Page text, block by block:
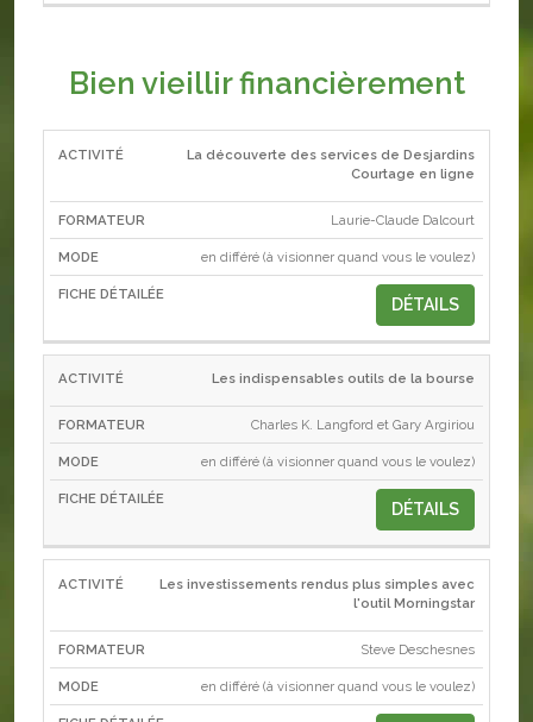
Bien vieillir financièrement
ACTIVITÉ FORMATEUR MODE
La découverte des services de Desjardins
Courtage en ligne
Laurie-Claude Dalcourt
en différé (à visionner quand vous le voulez)
DÉTAILS
Les indispensables outils de la bourse
Charles K. Langford et Gary Argiriou
en différé (à visionner quand vous le voulez)
DÉTAILS
Les investissements rendus plus simples avec
l'outil Morningstar
Steve Deschesnes
en différé (à visionner quand vous le voulez)